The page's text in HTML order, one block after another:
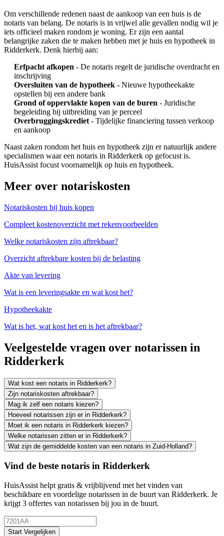
Om verschillende redenen naast de aankoop van een huis is de
notaris van belang. De notaris is in vrijwel alle gevallen nodig wil je
iets officieel maken rondom je woning. Er zijn een aantal
belangrijke zaken die te maken hebben met je huis en hypotheek in
Ridderkerk. Denk hierbij aan:
Erfpacht afkopen - De notaris regelt de juridische overdracht en
inschrijving
Oversluiten van de hypotheek - Nieuwe hypotheekakte
opstellen bij een andere bank
Grond of oppervlakte kopen van de buren - Juridische
begeleiding bij uitbreiding van je perceel
Overbruggingskrediet - Tijdelijke financiering tussen verkoop
en aankoop
Naast zaken rondom het huis en hypotheek zijn er natuurlijk andere
specialismen waar een notaris in Ridderkerk op gefocust is.
HuisAssist focust voornamelijk op huis en hypotheek.
Meer over notariskosten
Notariskosten bij huis kopen
Compleet kostenoverzicht met rekenvoorbeelden
Welke notariskosten zijn aftrekbaar?
Overzicht aftrekbare kosten bij de belasting
Akte van levering
Wat is een leveringsakte en wat kost het?
Hypotheekakte
Wat is het, wat kost het en is het aftrekbaar?
Veelgestelde vragen over notarissen in
Ridderkerk
Wat kost een notaris in Ridderkerk?
Zijn notariskosten aftrekbaar?
Mag ik zelf een notaris kiezen?
Hoeveel notarissen zijn er in Ridderkerk?
Moet ik een notaris in Ridderkerk kiezen?
Welke notarissen zitten er in Ridderkerk?
Wat zijn de gemiddelde kosten van een notaris in Zuid-Holland?
Vind de beste notaris in Ridderkerk
HuisAssist helpt gratis & vrijblijvend met het vinden van
beschikbare en voordelige notarissen in de buurt van Ridderkerk. Je
krijgt 3 offertes van notarissen bij jou in de buurt.
Start Vergelijken